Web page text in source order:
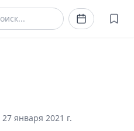
27 января 2021 г.